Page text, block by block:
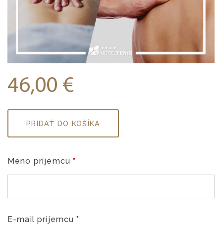
46,00 €
Therapy
min
+
30
PRIDAŤ DO KOŠÍKA
Meno príjemcu*
E-mail príjemcu*